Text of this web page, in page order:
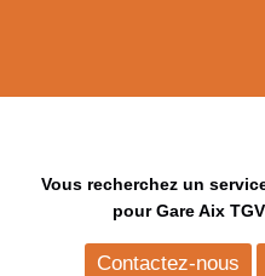
Vous recherchez un
pour Gare Aix
Contactez-nous